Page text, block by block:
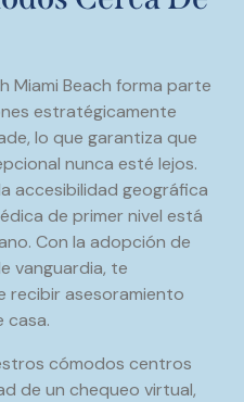
Miami Beach forma parte
estratégicamente
lo que garantiza que
nunca esté lejos.
accesibilidad geográfica
de primer nivel está
Con la adopción de
vanguardia, te
recibir asesoramiento
casa.
cómodos centros
de un chequeo virtual,